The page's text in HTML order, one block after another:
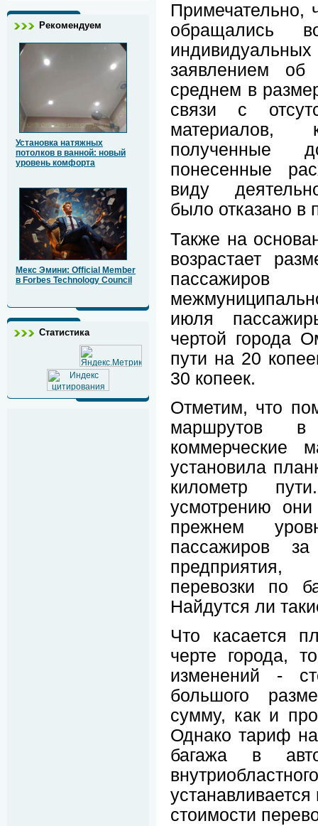
Рекомендуем
Установка натяжных
потолков в ванной: новый
уровень комфорта
Мекс Эмини: Official Member
в Forbes Technology Council
Статистика
Примечательно,
обращались
заявлением об
среднем в
связи с
материалов,
полученные
понесенные
виду
было отказано в
Также на
возрастает
июля
чертой города
пути на 20
30 копеек.
Отметим, что
маршрутов в
установила
километр
усмотрению
прежнем
пассажиров
предприятия,
перевозки по
Найдутся ли
Что касается
черте города,
изменений -
большого
сумму, как и
Однако тариф
багажа в
стоимости